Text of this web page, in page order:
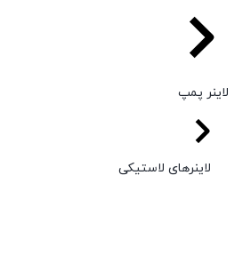
لاینر پمپ
لاینرهای لاستیکی